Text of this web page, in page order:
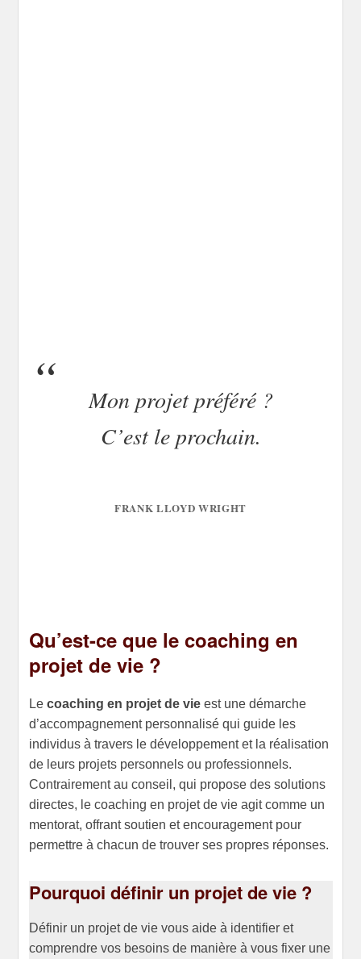
Mon projet préféré ?
C’est le prochain.
FRANK LLOYD WRIGHT
Qu’est-ce que le coaching en
projet de vie ?
Le coaching en projet de vieest une démarche
d’accompagnement personnalisé qui guide les
individus à travers le développement et la réalisation
de leurs projets personnels ou professionnels.
Contrairement au conseil, qui propose des solutions
directes, le coaching en projet de vie agit comme un
mentorat, offrant soutien et encouragement pour
permettre à chacun de trouver ses propres réponses.
Pourquoi définir un projet de vie ?
Définir un projet de vie vous aide à identifier et
comprendre vos besoins de manière à vous fixer une